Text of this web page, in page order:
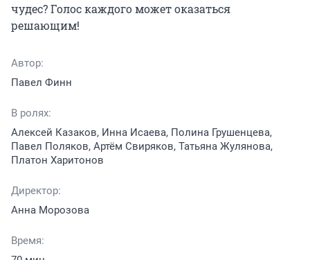
чудес? Голос каждого может оказаться
решающим!
Автор:
Павел Финн
В ролях:
Алексей Казаков, Инна Исаева, Полина Грушенцева,
Павел Поляков, Артём Свиряков, Татьяна Жулянова,
Платон Харитонов
Директор:
Анна Морозова
Время: